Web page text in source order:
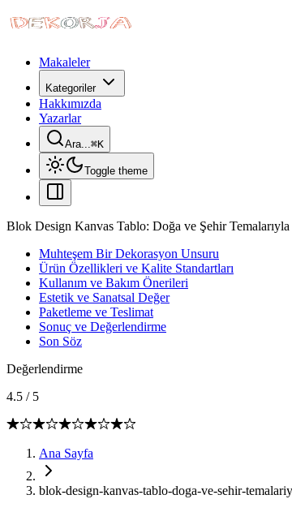
Makaleler
Kategoriler
Hakkımızda
Yazarlar
Ara...⌘K
Toggle theme
Blok Design Kanvas Tablo: Doğa ve Şehir
Muhteşem Bir Dekorasyon Unsuru
Ürün Özellikleri ve Kalite Standartları
Kullanım ve Bakım Önerileri
Estetik ve Sanatsal Değer
Paketleme ve Teslimat
Sonuç ve Değerlendirme
Son Söz
Değerlendirme
4.5 / 5
Ana Sayfa
blok-design-kanvas-tablo-doga-ve-sehir-